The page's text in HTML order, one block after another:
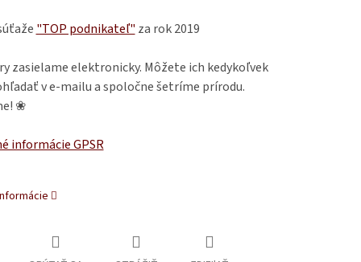
"TOP podnikateľ" za rok 2019
zasielame elektronicky. Môžete ich kedykoľvek
v e-mailu a spoločne šetríme prírodu.
❀
informácie GPSR